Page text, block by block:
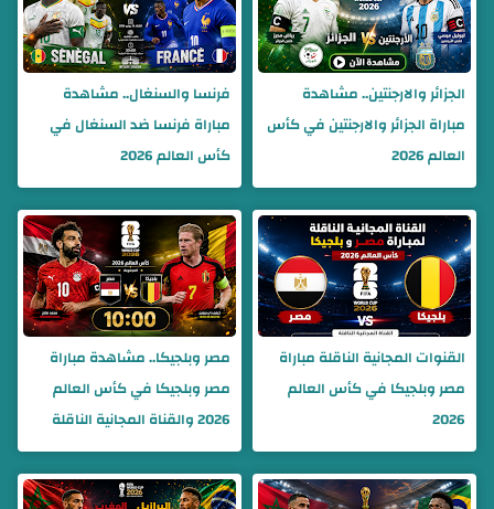
الجزائر والارجنتين.. مشاهدة
مباراة الجزائر والارجنتين في كأس
العالم 2026
فرنسا والسنغال.. مشاهدة
مباراة فرنسا ضد السنغال في
كأس العالم 2026
القنوات المجانية الناقلة مباراة
مصر وبلجيكا في كأس العالم
2026
مصر وبلجيكا.. مشاهدة مباراة
مصر وبلجيكا في كأس العالم
2026 والقناة المجانية الناقلة